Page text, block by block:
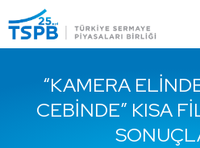
Close
“KAMERA
CEBINDE” KISA